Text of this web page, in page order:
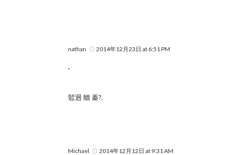
nathan 2014年12月23日 at 6:51 PM
.
髱迥 艢 蓁?.
Michael 2014年12月12日 at 9:31 AM